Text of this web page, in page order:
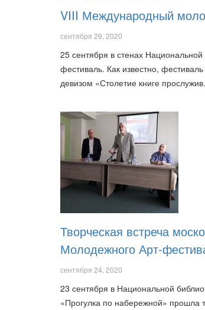
VIII Международный
сентября 29, 2020
25 сентября в стенах
фестиваль. Как известно,
девизом «Столетие книге
Творческая встреча
Молодежного Арт-
сентября 24, 2020
23 сентября в Национальной
«Прогулка по набережной» прошла